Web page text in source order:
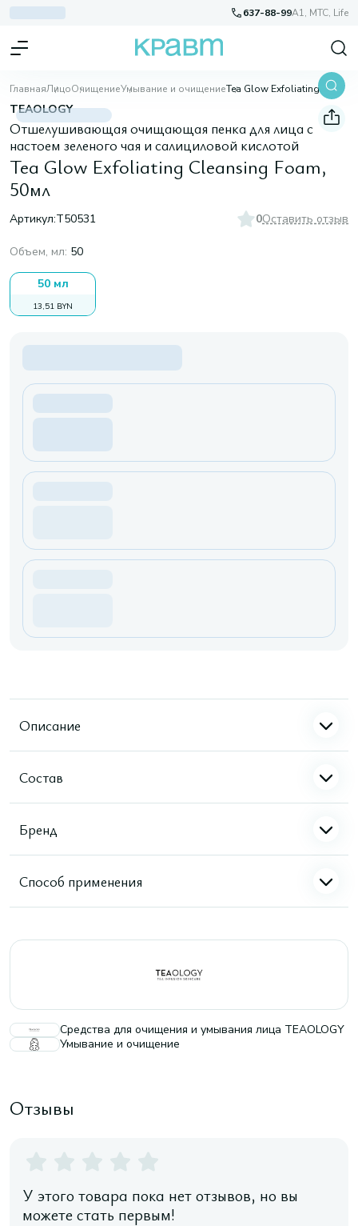
637-88-99A1, МТС, Life
ГлавнаяЛицоОчищениеУмывание и очищение Tea Glow Exfoliating Cleansing Foam, 50мл
TEAOLOGY
Отшелушивающая очищающая пенка для лица с
настоем зеленого чая и салициловой кислотой
Tea Glow Exfoliating Cleansing Foam,
50мл
Артикул:T50531 0Оставить отзыв
Объем, мл: 50
50 мл
13,51 BYN
Описание
Состав
Бренд
Способ применения
Средства для очищения и умывания лица TEAOLOGY
Умывание и очищение
Отзывы
У этого товара пока нет отзывов, но вы
можете стать первым!